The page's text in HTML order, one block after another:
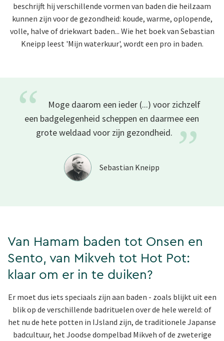
beschrijft hij verschillende vormen van baden die heilzaam
kunnen zijn voor de gezondheid: koude, warme, oplopende,
volle, halve of driekwart baden... Wie het boek van Sebastian
Kneipp leest 'Mijn waterkuur', wordt een pro in baden.
“
Moge daarom een ieder (...) voor zichzelf
een badgelegenheid scheppen en daarmee een
grote weldaad voor zijn gezondheid. ”
Sebastian Kneipp
Van Hamam baden tot Onsen en
Sento, van Mikveh tot Hot Pot:
klaar om er in te duiken?
Er moet dus iets speciaals zijn aan baden - zoals blijkt uit een
blik op de verschillende badrituelen over de hele wereld: of
het nu de hete potten in IJsland zijn, de traditionele Japanse
badcultuur, het Joodse dompelbad Mikveh of de zweterige